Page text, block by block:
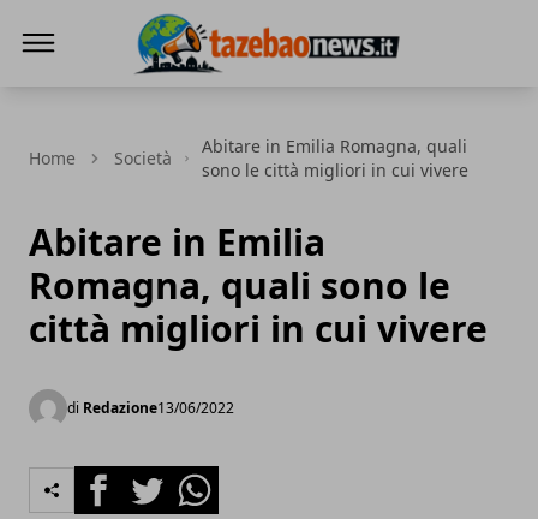
Home Società
Abitare in Emilia Romagna, quali
sono le città migliori in cui vivere
Abitare in Emilia
Romagna, quali sono le
città migliori in cui vivere
di Redazione13/06/2022
FacebookTwitterWhatsapp